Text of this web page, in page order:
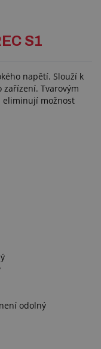
S1
napětí. Slouží k
Tvarovým
eliminují možnost
odolný